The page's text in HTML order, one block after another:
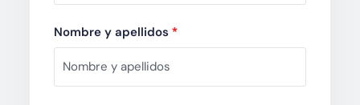
Nombre y apellidos *